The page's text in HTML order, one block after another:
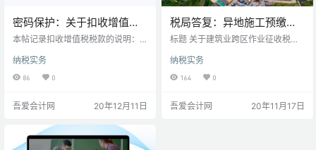
密码保护：关于扣收增值税
销项发票税款的说明
本帖记录扣收增值税税款的说明：
二、扣收中甘上海兰州税款的说明
三、扣收中甘上海兰州税款的说明
纳税实务
86 0
吾爱会计网 20年12月11日
税局答复：异地施工预缴税
费最多有多少？
标题 关于建筑业跨区作业征收税费
劳务分包，在赣州市、区、县，都
需要预交哪些税种？全省统一执行
在地应缴纳（预缴）或代扣代缴以
纳税实务
164 0
吾爱会计网 20年11月17日